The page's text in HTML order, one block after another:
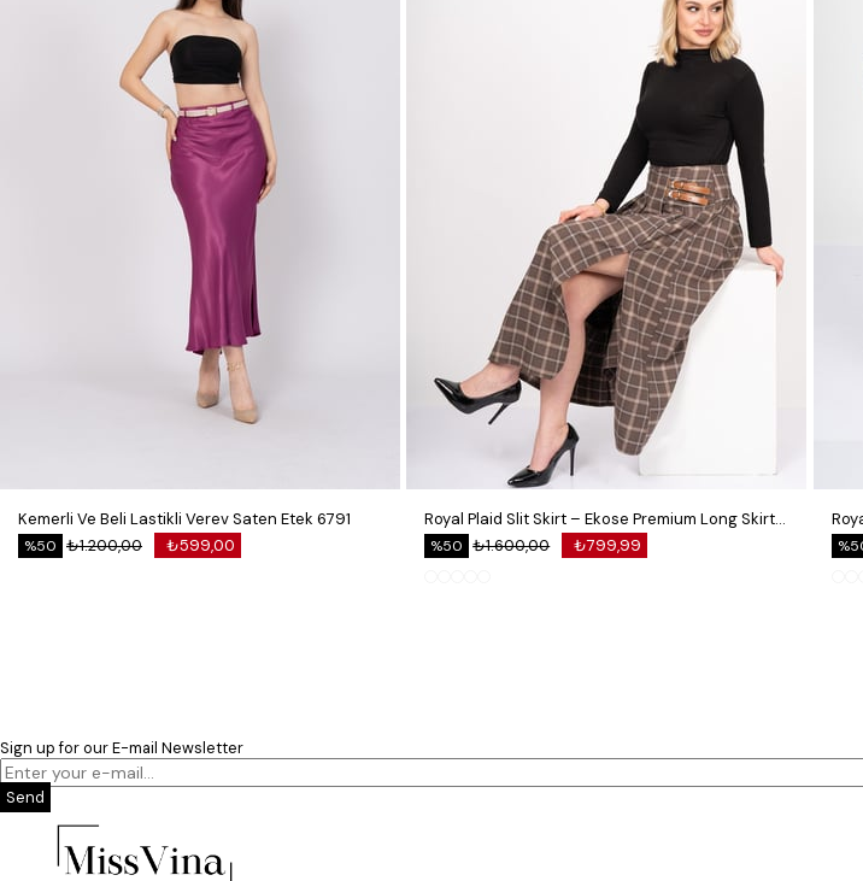
Kemerli Ve Beli Lastikli Verev Saten Etek 6791
₺599,00
₺1.200,00
%50
Royal Plaid Slit Skirt – Ekose Premium Long Skirt 6831
₺799,99
₺1.600,00
%50
Sign up for our E-mail Newsletter
Send